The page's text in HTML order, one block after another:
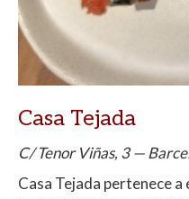
Casa Tejada
C/ Tenor Viñas, 3 —
Casa Tejada pertenece a